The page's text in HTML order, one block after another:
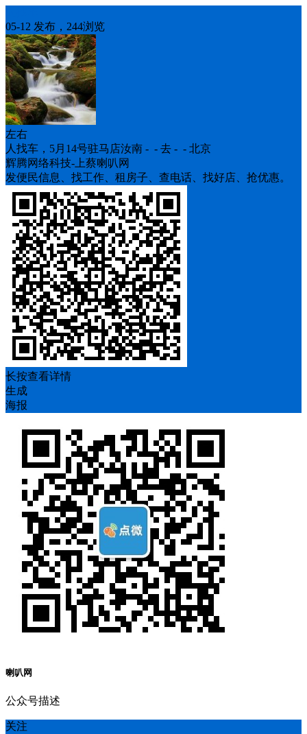
05-12 发布，244浏览
左右
人找车，5月14号驻马店汝南 - - 去 - - 北京
辉腾网络科技-上蔡喇叭网
发便民信息、找工作、租房子、查电话、找好店、抢优惠。
长按查看详情
生成
海报
喇叭网
公众号描述
关注